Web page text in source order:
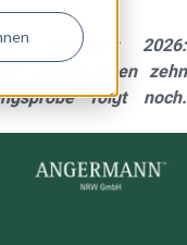
Halbjahr 2026:
vergangenen zehn
folgt noch.